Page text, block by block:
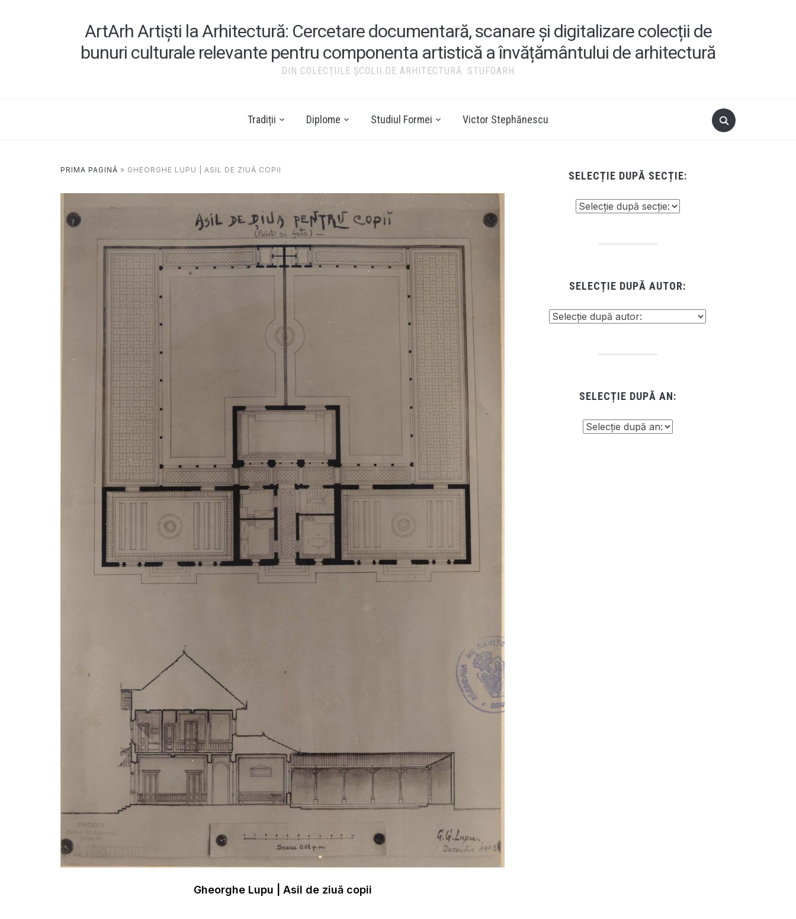
ArtArh Artiști la Arhitectură: Cercetare documentară, scanare și digitalizare colecții de
bunuri culturale relevante pentru componenta artistică a învățământului de arhitectură
DIN COLECȚIILE ȘCOLII DE ARHITECTURĂ: STUFOARH
Tradiții Diplome Studiul Formei Victor Stephănescu
PRIMA PAGINĂ » GHEORGHE LUPU | ASIL DE ZIUĂ COPII
Gheorghe Lupu | Asil de ziuă copii
SELECȚIE DUPĂ SECȚIE:
SELECȚIE DUPĂ AUTOR:
SELECȚIE DUPĂ AN: